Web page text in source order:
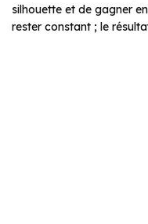
silhouette et de gagner
rester constant ; le